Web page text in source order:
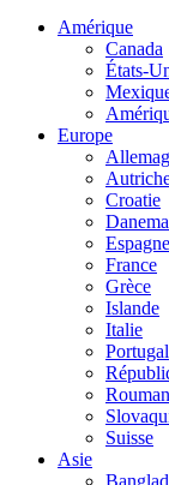
Amérique
Canada
États-
Europe
Croatie
Espagne
France
Grèce
Islande
Italie
Portugal
Suisse
Asie